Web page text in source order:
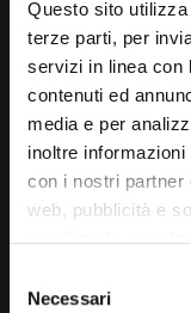
Questo sito
terze parti, per
servizi in linea con
contenuti ed
media e per
inoltre
con i nostri partner
web, pubblicità e
mera chiusura del
Selection
Necessari
Via Giuditta
(+39) 031 431
Sabato: 09:00 -